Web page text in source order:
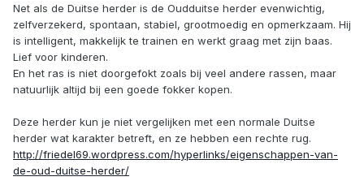
Net als de Duitse herder is de Oudduitse herder evenwichtig,
zelfverzekerd, spontaan, stabiel, grootmoedig en opmerkzaam. Hij
is intelligent, makkelijk te trainen en werkt graag met zijn baas.
Lief voor kinderen.
En het ras is niet doorgefokt zoals bij veel andere rassen, maar
natuurlijk altijd bij een goede fokker kopen.
Deze herder kun je niet vergelijken met een normale Duitse
herder wat karakter betreft, en ze hebben een rechte rug.
http://friedel69.wordpress.com/hyperlinks/eigenschappen-van-
de-oud-duitse-herder/